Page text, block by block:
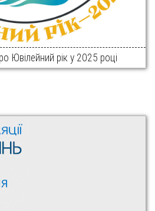
Ювілейний рік у 2025 році